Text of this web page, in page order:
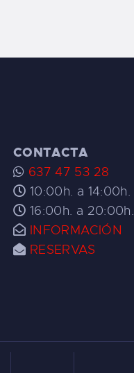
CONTACTA
637 47 53 28
10:00h. a 14:00h.
16:00h. a 20:00h.
INFORMACIÓN
RESERVAS